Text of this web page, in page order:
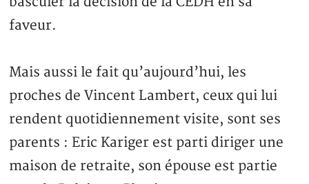
faveur.
Mais aussi le fait qu’aujourd’hui, les
proches de Vincent Lambert, ceux qui lui
rendent quotidiennement visite, sont ses
parents : Eric Kariger est parti diriger une
maison de retraite, son épouse est partie